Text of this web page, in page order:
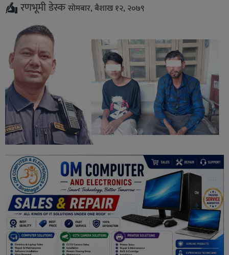
रणभूमी डेस्कसोमबार, बैशाख १२, २०७९